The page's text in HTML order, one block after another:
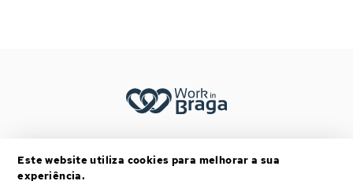
Footer menu (mobile)
POLÍTICA DE PRIVACIDADE
Este website utiliza cookies para melhorar a sua
experiência.